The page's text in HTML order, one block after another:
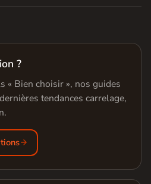
?
« Bien choisir », nos guides
tendances carrelage,